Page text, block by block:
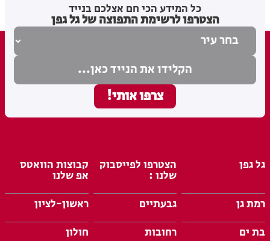
כל המידע הכי חם אצלכם בנייד
הצטרפו לרשימת התפוצה של גל גפן
גל גפן הצטרפו לפייסבוק
שלנו :
קבוצות הוואטס
אפ שלנו
רמת גן
גבעתיים
ראשון-לציון
בת ים
רחובות
חולון